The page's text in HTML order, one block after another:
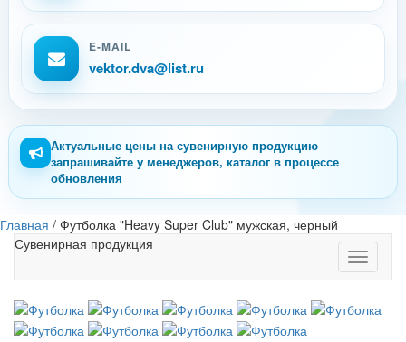
E-MAIL
vektor.dva@list.ru
Актуальные цены на сувенирную продукцию
запрашивайте у менеджеров, каталог в процессе
обновления
Главная / Футболка "Heavy Super Club" мужская, черный
Toggle
Сувенирная продукция